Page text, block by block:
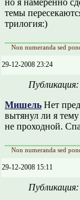
но я намеренно
темы
трилогия:)
Non numeranda sed
29-12-2008 23:24
Мишель Нет
вытянул ли я
не проходной.
Non numeranda sed
29-12-2008 15:11